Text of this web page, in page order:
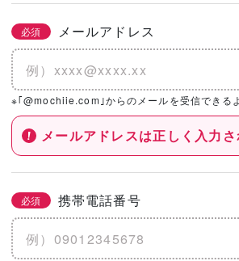
必須 メールアドレス
※｢@mochiie.com｣からのメールを受信できる
メールアドレスは正しく入力
必須 携帯電話番号